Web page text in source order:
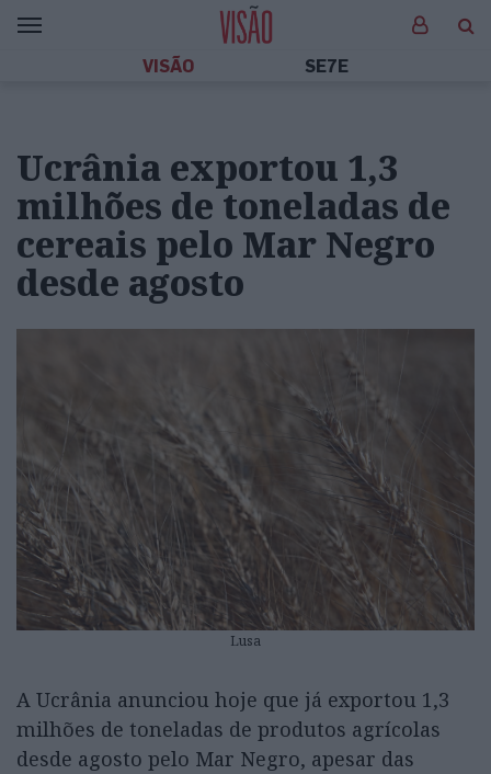
VISÃO SE7E
Ucrânia exportou 1,3
milhões de toneladas de
cereais pelo Mar Negro
desde agosto
Lusa
A Ucrânia anunciou hoje que já exportou 1,3
milhões de toneladas de produtos agrícolas
desde agosto pelo Mar Negro, apesar das